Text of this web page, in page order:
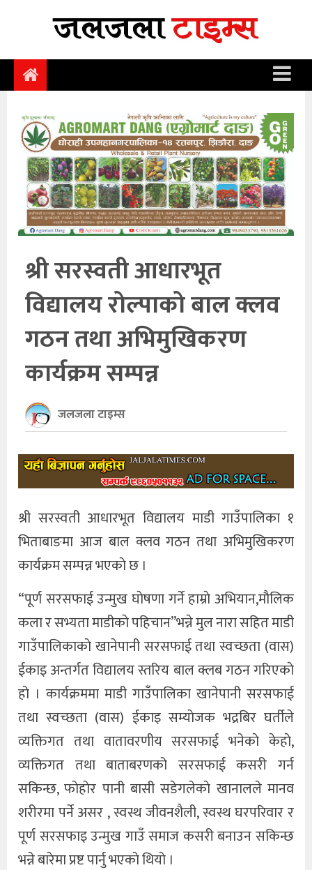
समाचार
समाज
राजनीति
आर्थिक
अन्तर्वार्ता
विचार
साहित्य/
सूचना
प्रविधि
खेलकुद
अन्तर्राष्ट्रिय
थप
श्री सरस्वती आधारभूत
विद्यालय रोल्पाको बाल क्लव
गठन तथा अभिमुखिकरण
कार्यक्रम सम्पन्न
जलजला टाइम्स
श्री सरस्वती आधारभूत विद्यालय माडी गाउँपालिका १
भिताबाङमा आज बाल क्लव गठन तथा अभिमुखिकरण
कार्यक्रम सम्पन्न भएकाे छ ।
“पूर्ण सरसफाई उन्मुख घाेषणा गर्ने हाम्राे अभियान,माैलिक
कला र सभ्यता माडीकाे पहिचान”भन्ने मुल नारा सहित माडी
गाउँपालिकाकाे खानेपानी सरसफाई तथा स्वच्छता (वास)
ईकाइ अन्तर्गत विद्यालय स्तरिय बाल क्लब गठन गरिएकाे
हाे । कार्यक्रममा माडी गाउँपालिका खानेपानी सरसफाई
तथा स्वच्छता (वास) ईकाइ सम्याेजक भद्रबिर घर्तीले
व्यक्तिगत तथा वातावरणीय सरसफाई भनेकाे केहाे,
व्यक्तिगत तथा बाताबरणको सरसफाई कसरी गर्न
सकिन्छ, फाेहाेर पानी बासी सडेगलेकाे खानालले मानव
शरीरमा पर्ने असर , स्वस्थ जीवनशैली, स्वस्थ घरपरिवार र
पूर्ण सरसफाइ उन्मुख गाउँ समाज कसरी बनाउन सकिन्छ
भन्ने बारेमा प्रष्ट पार्नु भएकाे थियाे ।